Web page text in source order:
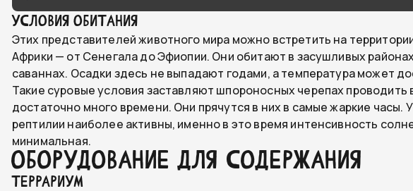
Условия обитания
Этих представителей животного мира можно встретить на
Африки — от Сенегала до Эфиопии. Они обитают в засушливых
саваннах. Осадки здесь не выпадают годами, а температура может
Такие суровые условия заставляют шпороносных черепах проводить
достаточно много времени. Они прячутся в них в самые жаркие часы.
рептилии наиболее активны, именно в это время интенсивность
минимальная.
Оборудование для содержания
Террариум